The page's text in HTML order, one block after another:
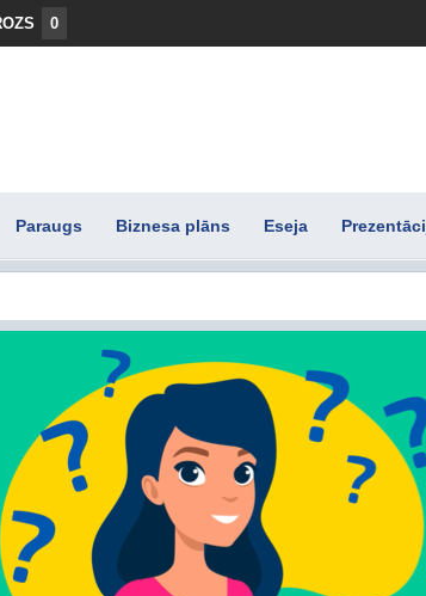
0
Paraugs Biznesa plāns Eseja